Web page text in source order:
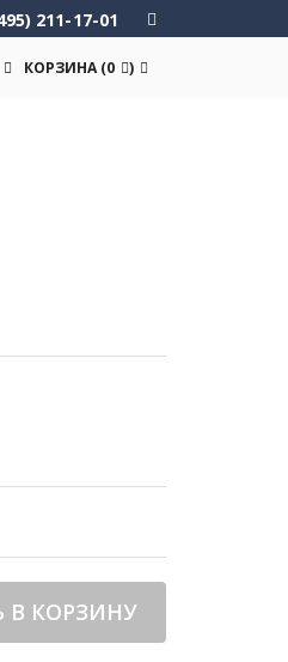
211-17-01
КОРЗИНА (0 )
В КОРЗИНУ